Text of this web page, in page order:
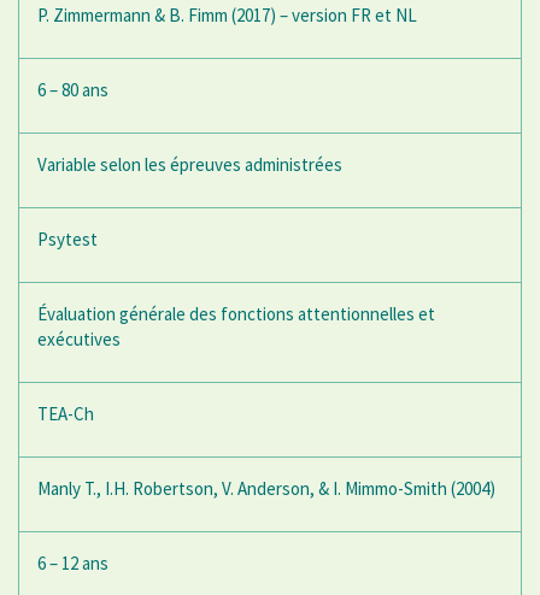
P. Zimmermann & B. Fimm (2017) – version FR et NL
6 – 80 ans
Variable selon les épreuves administrées
Psytest
Évaluation générale des fonctions attentionnelles et
exécutives
TEA-Ch
Manly T., I.H. Robertson, V. Anderson, & I. Mimmo-Smith (2004)
6 – 12 ans